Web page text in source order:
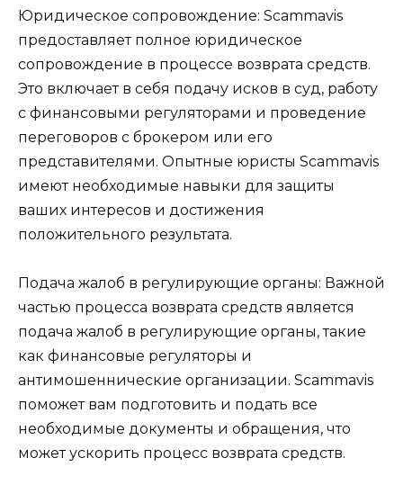
Юридическое сопровождение: Scammavis
предоставляет полное юридическое
сопровождение в процессе возврата средств.
Это включает в себя подачу исков в суд, работу
с финансовыми регуляторами и проведение
переговоров с брокером или его
представителями. Опытные юристы Scammavis
имеют необходимые навыки для защиты
ваших интересов и достижения
положительного результата.
Подача жалоб в регулирующие органы: Важной
частью процесса возврата средств является
подача жалоб в регулирующие органы, такие
как финансовые регуляторы и
антимошеннические организации. Scammavis
поможет вам подготовить и подать все
необходимые документы и обращения, что
может ускорить процесс возврата средств.